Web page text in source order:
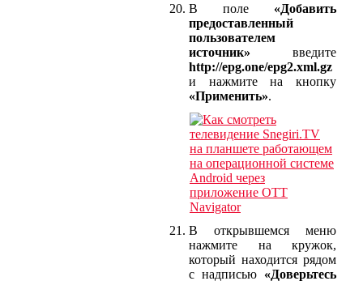
В поле «Добавить
предоставленный
пользователем
источник» введите
http://epg.one/epg2.xml.gz
и нажмите на кнопку
«Применить».
В открывшемся меню
нажмите на кружок,
который находится рядом
с надписью «Доверьтесь